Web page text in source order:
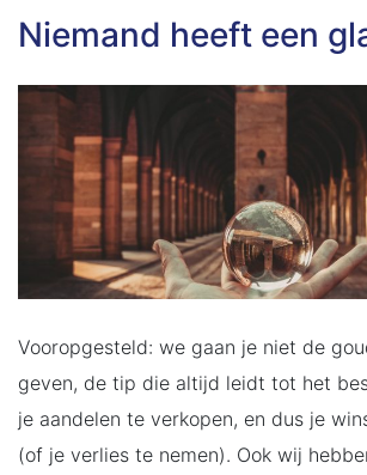
Niemand heeft een
Vooropgesteld: we gaan je niet de
geven, de tip die altijd leidt tot het
je aandelen te verkopen, en dus je
(of je verlies te nemen). Ook wij